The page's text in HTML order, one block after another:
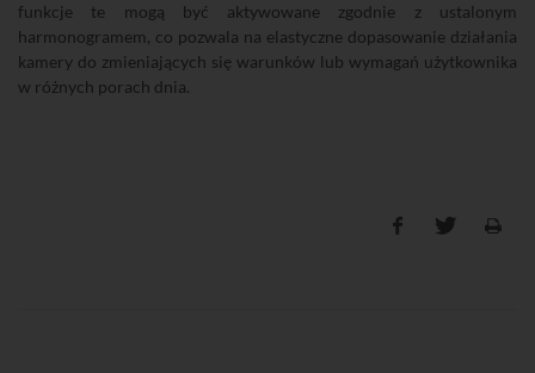
funkcje te mogą być aktywowane zgodnie z ustalonym
harmonogramem, co pozwala na elastyczne dopasowanie działania
kamery do zmieniających się warunków lub wymagań użytkownika
w różnych porach dnia.